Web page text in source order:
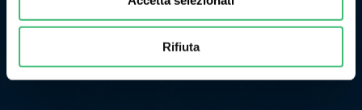
Rifiuta
P.I. 02151460967